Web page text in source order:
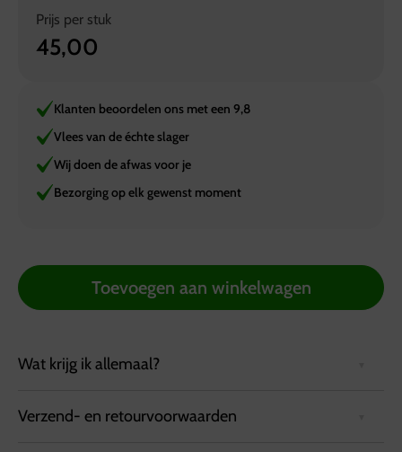
Prijs per stuk
45,00
Klanten beoordelen ons met een 9,8
Vlees van de échte slager
Wij doen de afwas voor je
Bezorging op elk gewenst moment
Toevoegen aan winkelwagen
Wat krijg ik allemaal?
Speciaal voor de jarige die mag vieren dat hij of zij een
Verzend- en retourvoorwaarden